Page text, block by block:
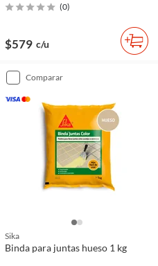
(0)
$579 c/u
comparar
Sika
Binda para juntas hueso 1 kg